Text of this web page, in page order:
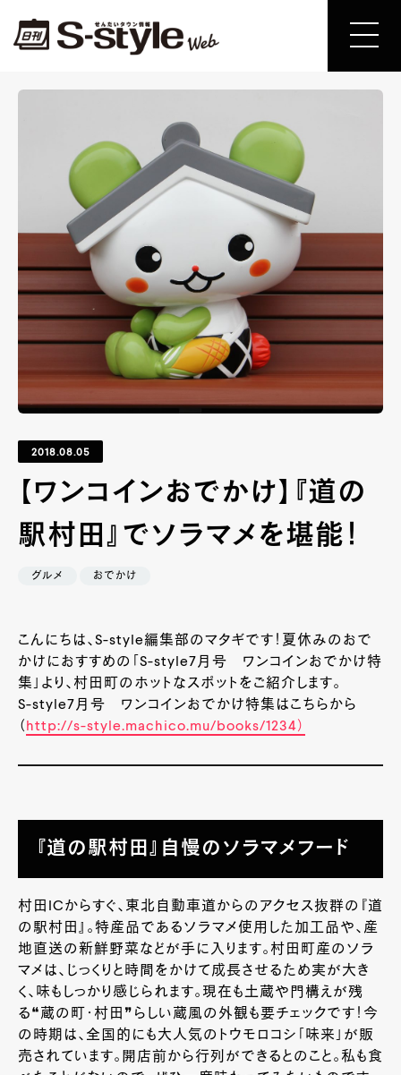
2018.08.05
【ワンコインおでかけ】『道の
駅村田』でソラマメを堪能！
グルメ おでかけ
こんにちは、S-style編集部のマタギです！夏休みのおで
かけにおすすめの「S-style7月号 ワンコインおでかけ特
集」より、村田町のホットなスポットをご紹介します。
S-style7月号 ワンコインおでかけ特集はこちらから
（ http://s-style.machico.mu/books/1234）
『道の駅村田』自慢のソラマメフード
村田ICからすぐ、東北自動車道からのアクセス抜群の『道
の駅村田』。特産品であるソラマメ使用した加工品や、産
地直送の新鮮野菜などが手に入ります。村田町産のソラ
マメは、じっくりと時間をかけて成長させるため実が大き
く、味もしっかり感じられます。現在も土蔵や門構えが残
る❝蔵の町・村田❞らしい蔵風の外観も要チェックです！今
の時期は、全国的にも大人気のトウモロコシ「味来」が販
売されています。開店前から行列ができるとのこと。私も食